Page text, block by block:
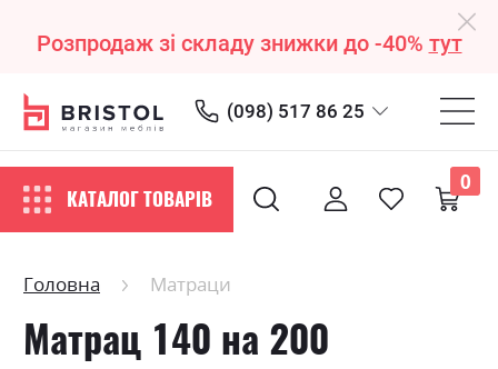
Розпродаж зі складу знижки до -40% тут
(098) 517 86 25
КАТАЛОГ ТОВАРІВ
0
Головна Матраци
Матрац 140 на 200